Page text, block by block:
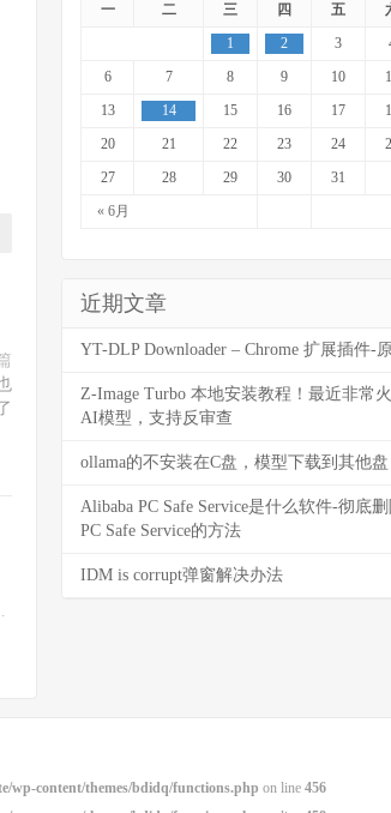
一 二 三 四 五
« 6月
1 2 3
6
7 8 9 10
13
14 15 16 17
20
21 22 23 24
27
28 29 30 31
近期文章
YT-DLP Downloader – Chrome 扩展插件-
Z-Image Turbo 本地安装教程！最近非常
AI模型，支持反审查
ollama的不安装在C盘，模型下载到其他盘
Alibaba PC Safe Service是什么软件-彻底
PC Safe Service的方法
IDM is corrupt弹窗解决办法
wp-content/themes/bdidq/functions.php on line 456